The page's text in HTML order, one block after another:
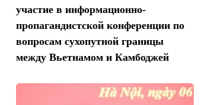
участие в информационно-
пропагандистской конференции по
вопросам сухопутной границы
между Вьетнамом и Камбоджей